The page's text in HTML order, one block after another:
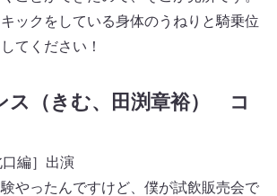
ックをしている身体のうねりと騎乗位
てください！
ス（きむ、田渕章裕） コ
編］出演
やったんですけど、僕が試飲販売会で